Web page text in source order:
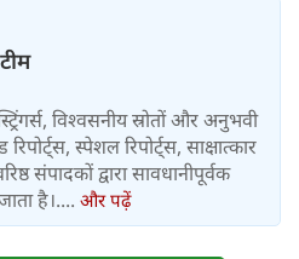
विश्वसनीय स्रोतों और अनुभवी
रिपोर्ट्स, स्पेशल रिपोर्ट्स, साक्षात्कार
संपादकों द्वारा सावधानीपूर्वक
है।.... और पढ़ें